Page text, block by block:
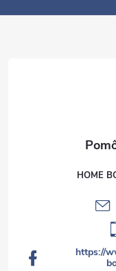
e
HOME
https://